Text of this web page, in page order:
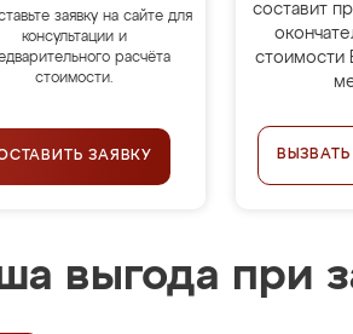
заявку на сайте для
консультации и
расчёта
стоимости.
ЗАЯВКУ
составит
стоимости
выгода при